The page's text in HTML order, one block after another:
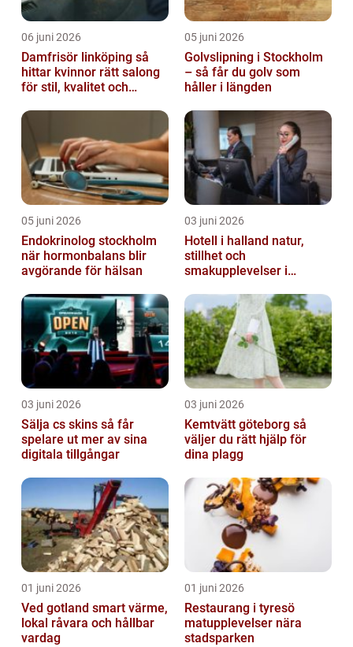
06 juni 2026
Damfrisör linköping så
hittar kvinnor rätt salong
för stil, kvalitet och
05 juni 2026
Golvslipning i Stockholm
– så får du golv som
håller i längden
05 juni 2026
Endokrinolog stockholm
när hormonbalans blir
avgörande för hälsan
03 juni 2026
Hotell i halland natur,
stillhet och
smakupplevelser i
03 juni 2026
Sälja cs skins så får
spelare ut mer av sina
digitala tillgångar
03 juni 2026
Kemtvätt göteborg så
väljer du rätt hjälp för
dina plagg
01 juni 2026
Ved gotland smart värme,
lokal råvara och hållbar
vardag
01 juni 2026
Restaurang i tyresö
matupplevelser nära
stadsparken